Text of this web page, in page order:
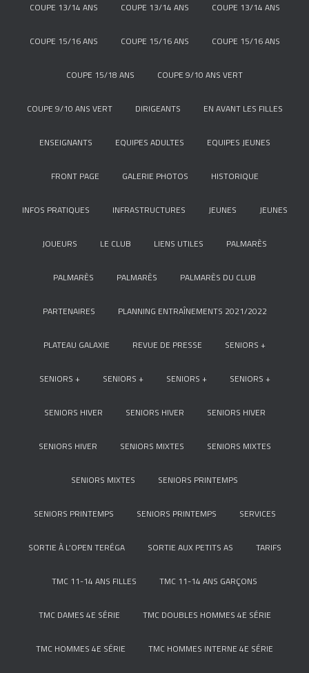
COUPE 13/14 ANS COUPE 13/14 ANS COUPE 13/14 ANS
COUPE 15/16 ANS COUPE 15/16 ANS COUPE 15/16 ANS
COUPE 15/18 ANS COUPE 9/10 ANS VERT
COUPE 9/10 ANS VERT DIRIGEANTS EN AVANT LES FILLES
ENSEIGNANTS EQUIPES ADULTES EQUIPES JEUNES
FRONT PAGE GALERIE PHOTOS HISTORIQUE
INFOS PRATIQUES INFRASTRUCTURES JEUNES JEUNES
JOUEURS LE CLUB LIENS UTILES PALMARÈS
PALMARÈS PALMARÈS PALMARÈS DU CLUB
PARTENAIRES PLANNING ENTRAÎNEMENTS 2021/2022
PLATEAU GALAXIE REVUE DE PRESSE SENIORS +
SENIORS + SENIORS + SENIORS + SENIORS +
SENIORS HIVER SENIORS HIVER SENIORS HIVER
SENIORS HIVER SENIORS MIXTES SENIORS MIXTES
SENIORS MIXTES SENIORS PRINTEMPS
SENIORS PRINTEMPS SENIORS PRINTEMPS SERVICES
SORTIE À L’OPEN TERÉGA SORTIE AUX PETITS AS TARIFS
TMC 11-14 ANS FILLES TMC 11-14 ANS GARÇONS
TMC DAMES 4E SÉRIE TMC DOUBLES HOMMES 4E SÉRIE
TMC HOMMES 4E SÉRIE TMC HOMMES INTERNE 4E SÉRIE